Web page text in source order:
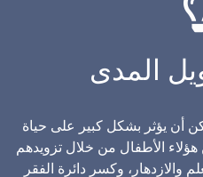
المدى
أن يؤثر بشكل كبير على حياة
هؤلاء الأطفال من خلال تزويدهم
والازدهار، وكسر دائرة الفقر